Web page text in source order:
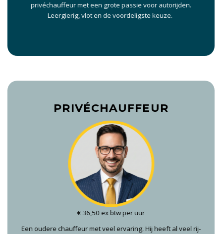
privéchauffeur met een grote passie voor autorijden.
Leergierig, vlot en de voordeligste keuze.
€ 36,50 ex btw per uur
Een oudere chauffeur met veel ervaring. Hij heeft al veel rij-
PRIVÉCHAUFFEUR